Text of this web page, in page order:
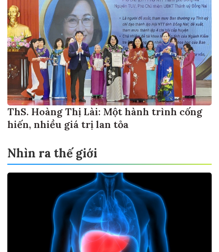
ThS. Hoàng Thị Lài: Một hành trình cống
hiến, nhiều giá trị lan tỏa
Nhìn ra thế giới